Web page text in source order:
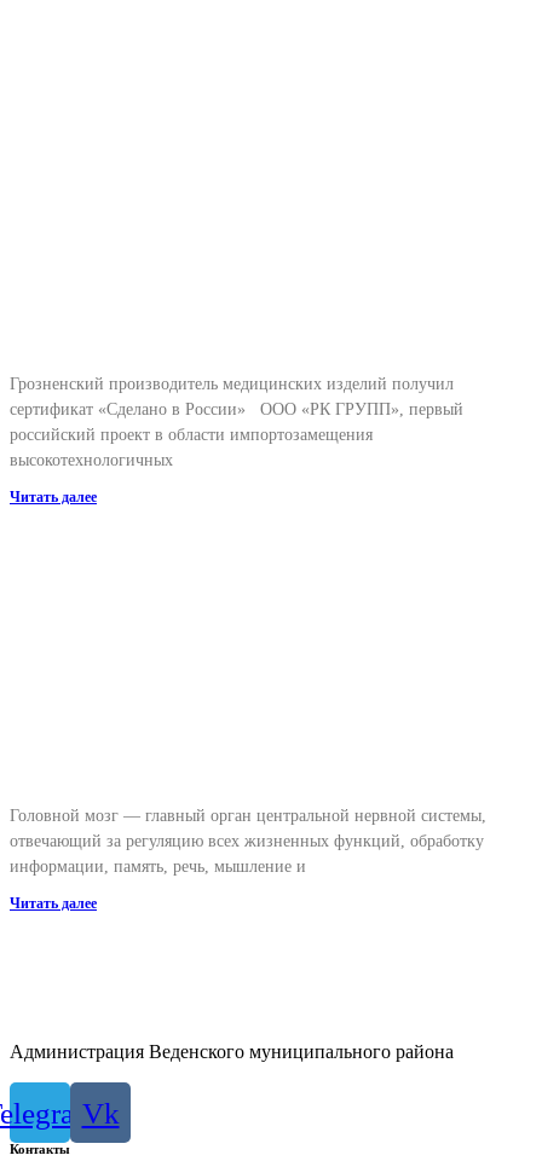
Грозненский производитель медицинских изделий получил
сертификат «Сделано в России» ООО «РК ГРУПП», первый
российский проект в области импортозамещения
высокотехнологичных
Читать далее
Головной мозг — главный орган центральной нервной системы,
отвечающий за регуляцию всех жизненных функций, обработку
информации, память, речь, мышление и
Читать далее
Администрация Веденского муниципального района
Vk
Контакты